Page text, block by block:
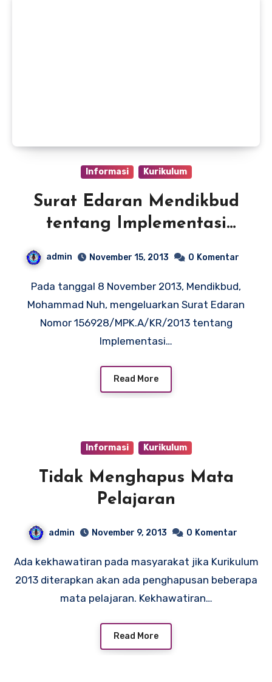
Informasi Kurikulum
Surat Edaran Mendikbud
tentang Implementasi
admin November 15, 2013 0 Komentar
Pada tanggal 8 November 2013, Mendikbud,
Mohammad Nuh, mengeluarkan Surat Edaran
Nomor 156928/MPK.A/KR/2013 tentang
Implementasi…
Read More
Informasi Kurikulum
Tidak Menghapus Mata
Pelajaran
admin November 9, 2013 0 Komentar
Ada kekhawatiran pada masyarakat jika Kurikulum
2013 diterapkan akan ada penghapusan beberapa
mata pelajaran. Kekhawatiran…
Read More